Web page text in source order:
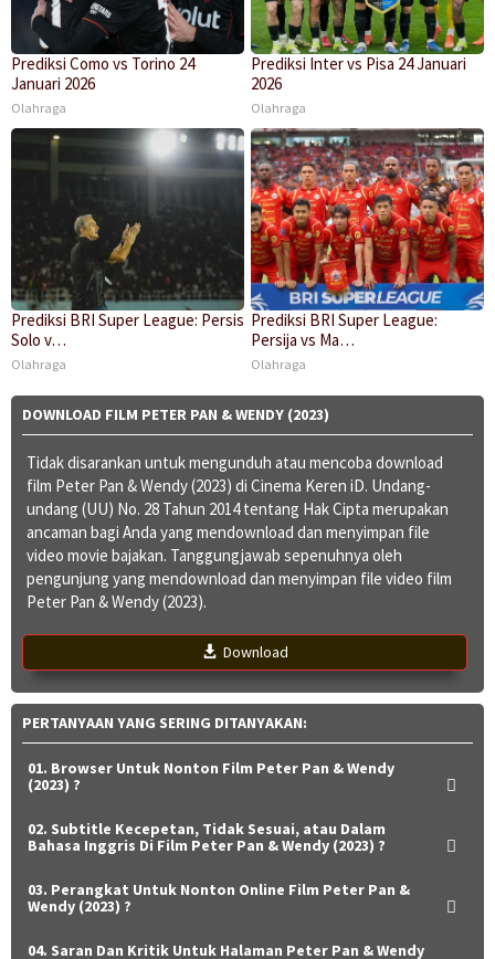
Prediksi Como vs Torino 24
Januari 2026
Olahraga
Prediksi Inter vs Pisa 24 Januari
2026
Olahraga
Prediksi BRI Super League: Persis
Solo v…
Olahraga
Prediksi BRI Super League:
Persija vs Ma…
Olahraga
DOWNLOAD FILM PETER PAN & WENDY (2023)
Tidak disarankan untuk mengunduh atau mencoba download
film Peter Pan & Wendy (2023) di Cinema Keren iD. Undang-
undang (UU) No. 28 Tahun 2014 tentang Hak Cipta merupakan
ancaman bagi Anda yang mendownload dan menyimpan file
video movie bajakan. Tanggungjawab sepenuhnya oleh
pengunjung yang mendownload dan menyimpan file video film
Peter Pan & Wendy (2023).
Download
PERTANYAAN YANG SERING DITANYAKAN:
01. Browser Untuk Nonton Film Peter Pan & Wendy
(2023) ?
02. Subtitle Kecepetan, Tidak Sesuai, atau Dalam
Bahasa Inggris Di Film Peter Pan & Wendy (2023) ?
03. Perangkat Untuk Nonton Online Film Peter Pan &
Wendy (2023) ?
04. Saran Dan Kritik Untuk Halaman Peter Pan & Wendy